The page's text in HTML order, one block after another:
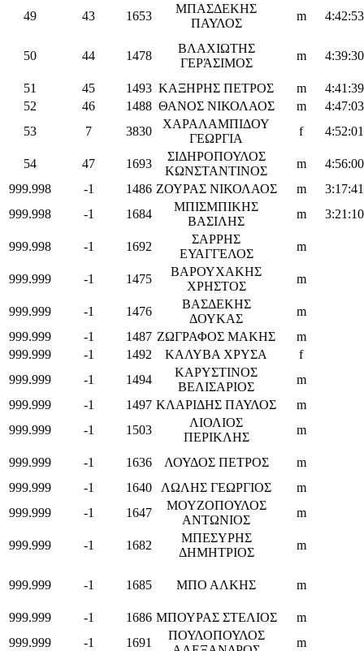
49 43 1653
ΜΠΑΣΔΕΚΗΣ
ΠΑΥΛΟΣ
m 4:42:53
50 44 1478
ΒΛΑΧΙΩΤΗΣ
ΓΕΡΆΣΙΜΟΣ
m 4:39:30
51 45 1493 ΚΑΞΗΡΗΣ ΠΕΤΡΟΣ m
4:41:39
52
46 1488 ΘΑΝΟΣ ΝΙΚΟΛΑΟΣ m
4:47:03
53
7 3830
ΧΑΡΑΛΑΜΠΙΔΟΥ
ΓΕΩΡΓΙΑ
f 4:52:01
54 47 1693
ΣΙΔΗΡΟΠΟΥΛΟΣ
ΚΩΝΣΤΑΝΤΙΝΟΣ
m
4:56:00
999.998
-1 1486 ΖΟΥΡΑΣ ΝΙΚΟΛΑΟΣ m
3:17:41
999.998
-1 1684
ΜΠΙΣΜΠΙΚΗΣ
ΒΑΣΙΛΗΣ
m 3:21:10
999.998 -1 1692
ΣΑΡΡΗΣ
ΕΥΑΓΓΕΛΟΣ
m
999.999 -1 1475
ΒΑΡΟΥΧΑΚΗΣ
ΧΡΗΣΤΟΣ
m
999.999 -1 1476
ΒΑΣΔΕΚΗΣ
ΔΟΥΚΑΣ
m
999.999
-1 1487 ΖΩΓΡΑΦΟΣ ΜΑΚΗΣ
m
999.999
-1 1492 ΚΑΛΥΒΑ ΧΡΥΣΑ
f
999.999
-1 1494
ΚΑΡΥΣΤΙΝΟΣ
ΒΕΛΙΣΑΡΙΟΣ
m
999.999
-1 1497 ΚΛΑΡΙΔΗΣ ΠΑΥΛΟΣ
m
999.999
-1 1503
ΛΙΟΛΙΟΣ
ΠΕΡΙΚΛΗΣ
m
999.999 -1 1636 ΛΟΥΔΟΣ ΠΕΤΡΟΣ
m
999.999
-1 1640 ΛΩΛΗΣ ΓΕΩΡΓΙΟΣ
m
999.999
-1 1647
ΜΟΥΖΟΠΟΥΛΟΣ
ΑΝΤΩΝΙΟΣ
m
999.999 -1 1682
ΜΠΕΣΥΡΗΣ
ΔΗΜΗΤΡΙΟΣ
m
999.999 -1 1685 ΜΠΟ ΑΛΚΗΣ m
999.999 -1 1686 ΜΠΟΥΡΑΣ ΣΤΕΛΙΟΣ
m
999.999
-1 1691
ΠΟΥΛΟΠΟΥΛΟΣ
m